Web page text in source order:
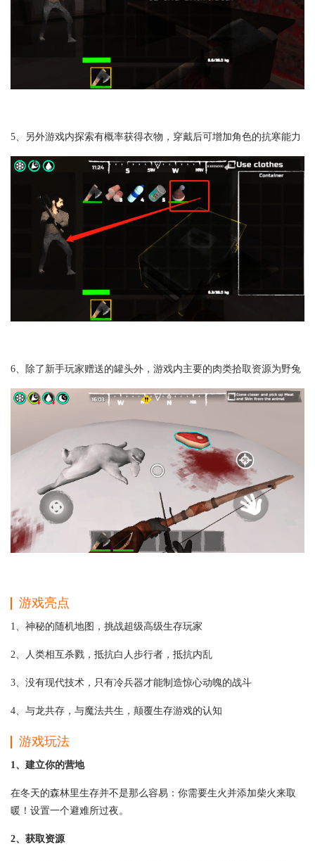
5、另外游戏内探索有概率获得衣物，穿戴后可增加角色的抗寒能力
6、除了新手玩家赠送的罐头外，游戏内主要的肉类拾取资源为野兔
游戏亮点
1、神秘的随机地图，挑战超级高级生存玩家
2、人类相互杀戮，抵抗白人步行者，抵抗内乱
3、没有现代技术，只有冷兵器才能制造惊心动魄的战斗
4、与龙共存，与魔法共生，颠覆生存游戏的认知
游戏玩法
1、建立你的营地
在冬天的森林里生存并不是那么容易：你需要生火并添加柴火来取
暖！设置一个避难所过夜。
2、获取资源